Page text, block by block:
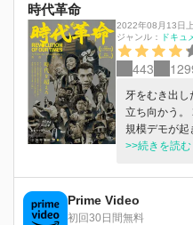
時代革命
2022年08月13日
ジャンル：
ドキュ
443
牙をむき出
立ち向かう。
規模デモが起
交う催涙弾
たのが本作だ
ズ上映され、
衝撃作が今夏
>>続きを読む
Prime Video
初回30日間無料